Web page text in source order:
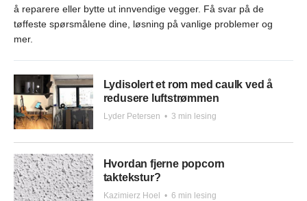
å reparere eller bytte ut innvendige vegger. Få svar på de
tøffeste spørsmålene dine, løsning på vanlige problemer og
mer.
Lydisolert et rom med caulk ved å
redusere luftstrømmen
Lyder Petersen • 3 min lesing
Hvordan fjerne popcorn
taktekstur?
Kazimierz Hoel • 6 min lesing